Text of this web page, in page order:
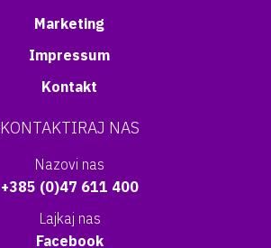
Marketing
Impressum
Kontakt
KONTAKTIRAJ NAS
Nazovi nas
+385 (0)47 611 400
Lajkaj nas
Facebook